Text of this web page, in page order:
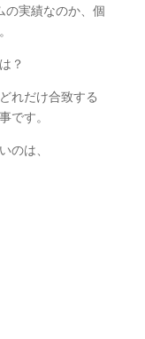
実績なのか、個
？
れだけ合致する
です。
のは、